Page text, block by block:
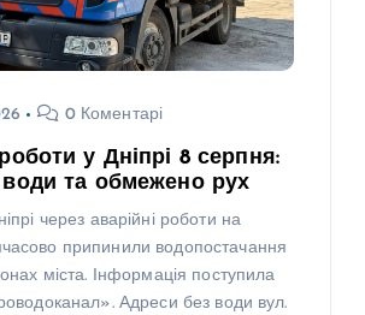
0 Коментарі
у Дніпрі 8 серпня:
та обмежено рух
через аварійні роботи на
припинили водопостачання
міста. Інформація поступила
Адреси без води вул.